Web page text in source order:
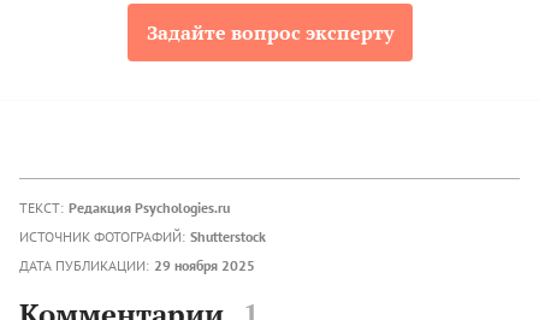
Задайте вопрос эксперту
ТЕКСТ: Редакция Psychologies.ru
ИСТОЧНИК ФОТОГРАФИЙ: Shutterstock
ДАТА ПУБЛИКАЦИИ: 29 ноября 2025